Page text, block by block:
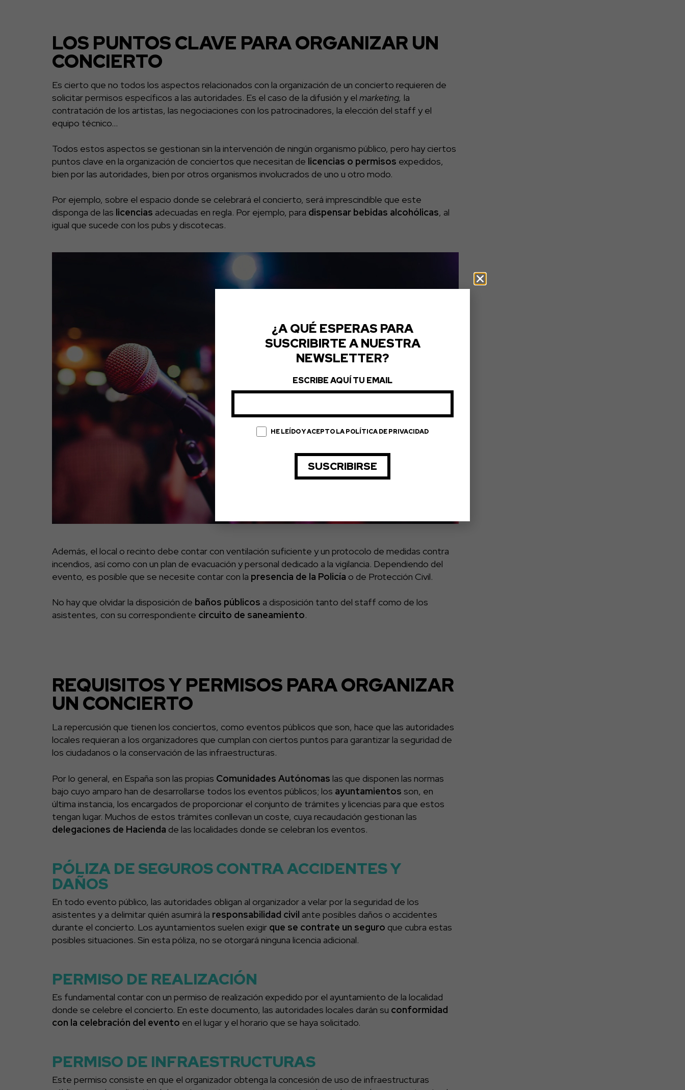
LOS PUNTOS CLAVE PARA ORGANIZAR UN
CONCIERTO
Es cierto que no todos los aspectos relacionados con la organización de un concierto requieren de
solicitar permisos específicos a las autoridades. Es el caso de la difusión y el marketing, la
contratación de los artistas, las negociaciones con los patrocinadores, la elección del staff y el
equipo técnico…
Todos estos aspectos se gestionan sin la intervención de ningún organismo público, pero hay ciertos
puntos clave en la organización de conciertos que necesitan de licencias o permisos expedidos,
bien por las autoridades, bien por otros organismos involucrados de uno u otro modo.
Por ejemplo, sobre el espacio donde se celebrará el concierto, será imprescindible que este
disponga de las licencias adecuadas en regla. Por ejemplo, para dispensar bebidas alcohólicas, al
igual que sucede con los pubs y discotecas.
Además, el local o recinto debe contar con ventilación suficiente y un protocolo de medidas contra
incendios, así como con un plan de evacuación y personal dedicado a la vigilancia. Dependiendo del
evento, es posible que se necesite contar con la presencia de la Policía o de Protección Civil.
No hay que olvidar la disposición de baños públicos a disposición tanto del staff como de los
asistentes, con su correspondiente circuito de saneamiento.
REQUISITOS Y PERMISOS PARA ORGANIZAR
UN CONCIERTO
La repercusión que tienen los conciertos, como eventos públicos que son, hace que las autoridades
locales requieran a los organizadores que cumplan con ciertos puntos para garantizar la seguridad de
los ciudadanos o la conservación de las infraestructuras.
Por lo general, en España son las propias Comunidades Autónomas las que disponen las normas
bajo cuyo amparo han de desarrollarse todos los eventos públicos; los ayuntamientos son, en
última instancia, los encargados de proporcionar el conjunto de trámites y licencias para que estos
tengan lugar. Muchos de estos trámites conllevan un coste, cuya recaudación gestionan las
delegaciones de Hacienda de las localidades donde se celebran los eventos.
PÓLIZA DE SEGUROS CONTRA ACCIDENTES Y
DAÑOS
En todo evento público, las autoridades obligan al organizador a velar por la seguridad de los
asistentes y a delimitar quién asumirá la responsabilidad civil ante posibles daños o accidentes
durante el concierto. Los ayuntamientos suelen exigir que se contrate un seguro que cubra estas
posibles situaciones. Sin esta póliza, no se otorgará ninguna licencia adicional.
PERMISO DE REALIZACIÓN
Es fundamental contar con un permiso de realización expedido por el ayuntamiento de la localidad
donde se celebre el concierto. En este documento, las autoridades locales darán su conformidad
con la celebración del evento en el lugar y el horario que se haya solicitado.
PERMISO DE INFRAESTRUCTURAS
Este permiso consiste en que el organizador obtenga la concesión de uso de infraestructuras
¿A QUÉ ESPERAS PARA
SUSCRIBIRTE A NUESTRA
NEWSLETTER?
ESCRIBE AQUÍ TU EMAIL
HE LEÍDO Y ACEPTO LA POLÍTICA DE PRIVACIDAD